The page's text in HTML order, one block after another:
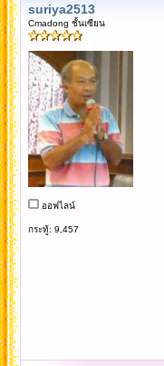
suriya2513
Cmadong ชั้นเซียน
ออฟไลน์
กระทู้: 9,457